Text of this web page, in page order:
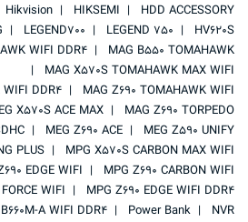
HDD ACCESSORY
HIKSEMI
Hikvision
HV620S
LEGEND 750
LEGEND700
MAG B550 TOMAHAWK
WIFI DDR4
MAG X570S TOMAHAWK MAX WIFI
MAG Z690 TOMAHAWK WIFI
WIFI DDR4
MAG Z690 TORPEDO
X570S ACE MAX
MEG Z590 UNIFY
MEG Z690 ACE
MPG X570S CARBON MAX WIFI
PLUS
MPG Z690 CARBON WIFI
EDGE WIFI
MPG Z690 EDGE WIFI DDR4
WIFI
NVR
Power Bank
A WIFI DDR4